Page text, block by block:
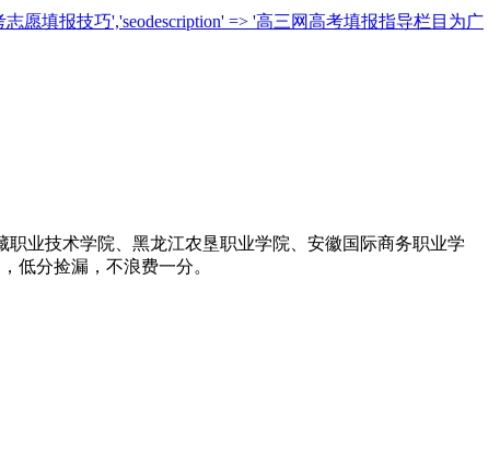
愿填报技巧','seodescription' => '高三网高考填报指导栏目为广
业技术学院、黑龙江农垦职业学院、安徽国际商务职业学
低分捡漏，不浪费一分。